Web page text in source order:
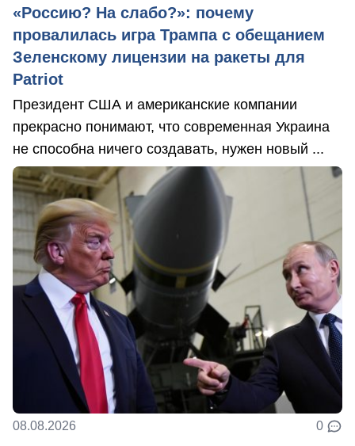
«Россию? На слабо?»: почему
провалилась игра Трампа с обещанием
Зеленскому лицензии на ракеты для
Patriot
Президент США и американские компании
прекрасно понимают, что современная Украина
не способна ничего создавать, нужен новый ...
08.08.2026 0